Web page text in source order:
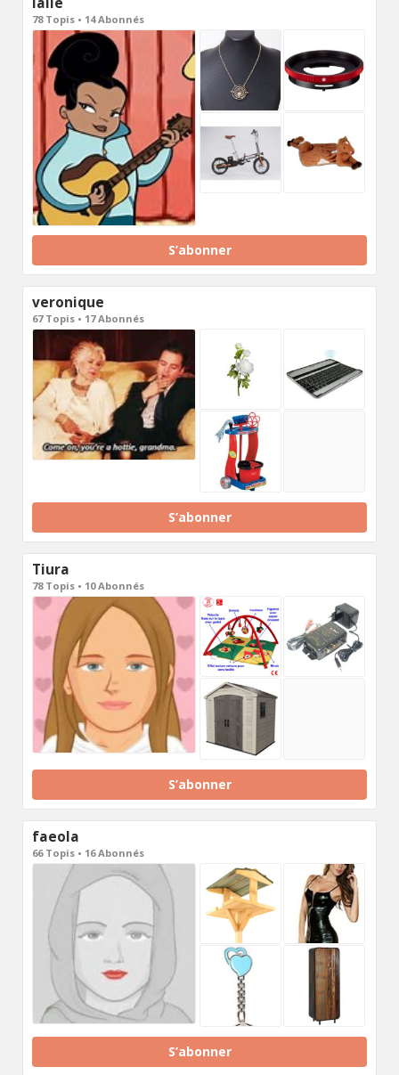
78 Topis • 14 Abonnés
S’abonner
veronique
67 Topis • 17 Abonnés
S’abonner
Tiura
78 Topis • 10 Abonnés
S’abonner
faeola
66 Topis • 16 Abonnés
S’abonner